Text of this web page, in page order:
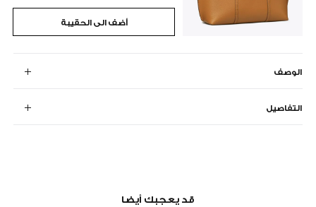
أضف الى الحقيبة
الوصف
التفاصيل
قد يعجبك أيضا